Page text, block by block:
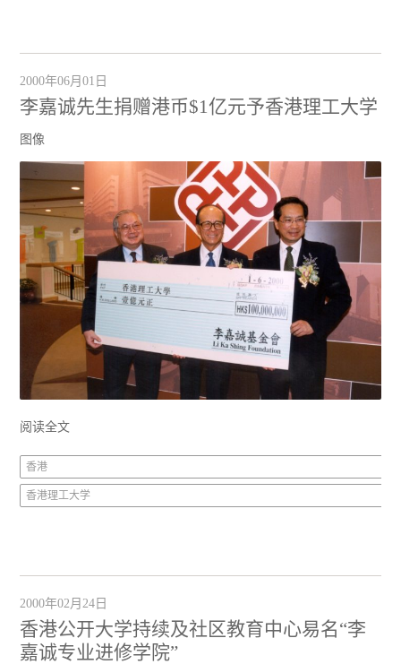
2000年06月01日
李嘉诚先生捐赠港币$1亿元予香港理工大学
图像
阅读全文
香港
香港理工大学
2000年02月24日
香港公开大学持续及社区教育中心易名“李
嘉诚专业进修学院”